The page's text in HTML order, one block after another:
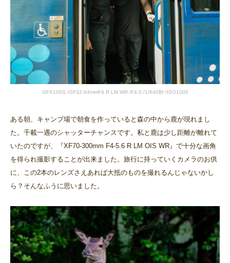
GFX100S /GF32-64mmF4 R LM WR /F4.0 /1/640秒 /ISO1000
ある朝、キャンプ場で朝食を作っていると森の中から鹿が現れまし
た。千載一遇のシャッターチャンスです。私と鹿は少し距離が離れて
いたのですが、『XF70-300mm F4-5.6 R LM OIS WR』で十分な画角
を得られ撮影することが出来ました。旅行に持っていくカメラのお供
に、この2本のレンズさえあれば大抵のものを撮れるんじゃないかし
ら？そんなふうに思いました。